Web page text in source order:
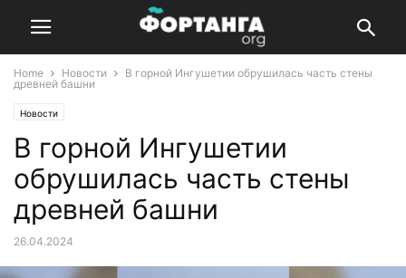
Home Новости
В горной Ингушетии обрушилась часть стены
древней башни
Новости
В горной Ингушетии
обрушилась часть стены
древней башни
26.04.2024